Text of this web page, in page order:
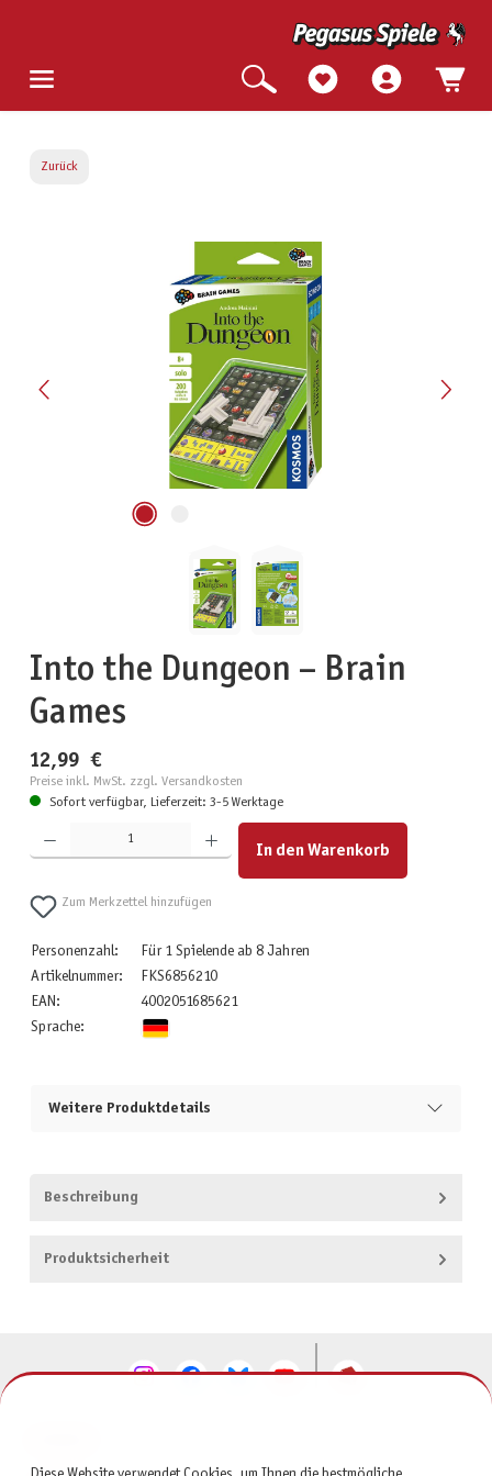
Zurück
Into the Dungeon – Brain
Games
12,99 €
Preise inkl. MwSt. zzgl. Versandkosten
Sofort verfügbar, Lieferzeit: 3-5 Werktage
Produkt Anzahl: Gib den gewünschten Wert ein oder benutze die Schaltflächen um die Anzahl zu
In den Warenkorb
Zum Merkzettel hinzufügen
Personenzahl:
Für 1 Spielende ab 8 Jahren
Artikelnummer:
FKS6856210
EAN:
4002051685621
Sprache:
Weitere Produktdetails
Beschreibung
Produktsicherheit